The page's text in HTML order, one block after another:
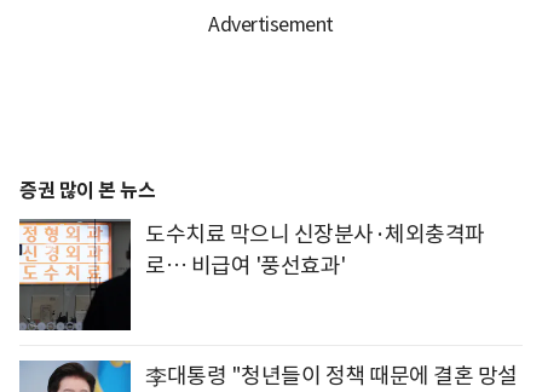
증권 많이 본 뉴스
도수치료 막으니 신장분사·체외충격파
로… 비급여 '풍선효과'
李대통령 "청년들이 정책 때문에 결혼 망설